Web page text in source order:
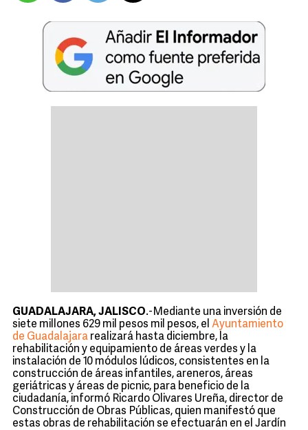
GUADALAJARA, JALISCO.-Mediante una inversión de
siete millones 629 mil pesos mil pesos, el Ayuntamiento
de Guadalajara realizará hasta diciembre, la
rehabilitación y equipamiento de áreas verdes y la
instalación de 10 módulos lúdicos, consistentes en la
construcción de áreas infantiles, areneros, áreas
geriátricas y áreas de picnic, para beneficio de la
ciudadanía, informó Ricardo Olivares Ureña, director de
Construcción de Obras Públicas, quien manifestó que
estas obras de rehabilitación se efectuarán en el Jardín